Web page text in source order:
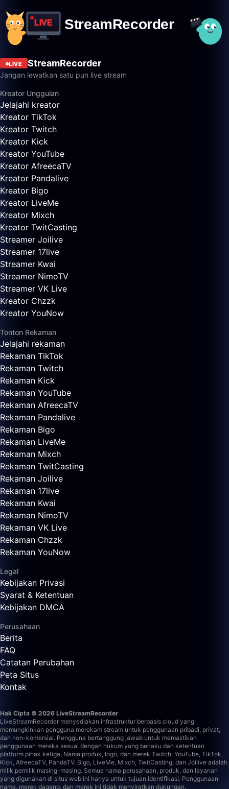
LIVE StreamRecorder
Jangan lewatkan satu pun live stream
Kreator Unggulan
Jelajahi kreator
Kreator TikTok
Kreator Twitch
Kreator Kick
Kreator YouTube
Kreator AfreecaTV
Kreator Pandalive
Kreator Bigo
Kreator LiveMe
Kreator Mixch
Kreator TwitCasting
Streamer Joilive
Streamer 17live
Streamer Kwai
Streamer NimoTV
Streamer VK Live
Kreator Chzzk
Kreator YouNow
Tonton Rekaman
Jelajahi rekaman
Rekaman TikTok
Rekaman Twitch
Rekaman Kick
Rekaman YouTube
Rekaman AfreecaTV
Rekaman Pandalive
Rekaman Bigo
Rekaman LiveMe
Rekaman Mixch
Rekaman TwitCasting
Rekaman Joilive
Rekaman 17live
Rekaman Kwai
Rekaman NimoTV
Rekaman VK Live
Rekaman Chzzk
Rekaman YouNow
Legal
Kebijakan Privasi
Syarat & Ketentuan
Kebijakan DMCA
Perusahaan
Berita
FAQ
Catatan Perubahan
Peta Situs
Kontak
Hak Cipta © 2026 LiveStreamRecorder
LiveStreamRecorder menyediakan infrastruktur berbasis cloud yang
memungkinkan pengguna merekam stream untuk penggunaan pribadi, privat,
dan non-komersial. Pengguna bertanggung jawab untuk memastikan
penggunaan mereka sesuai dengan hukum yang berlaku dan ketentuan
platform pihak ketiga. Nama produk, logo, dan merek Twitch, YouTube, TikTok,
Kick, AfreecaTV, PandaTV, Bigo, LiveMe, Mixch, TwitCasting, dan Joilive adalah
milik pemilik masing-masing. Semua nama perusahaan, produk, dan layanan
yang digunakan di situs web ini hanya untuk tujuan identifikasi. Penggunaan
nama, merek dagang, dan merek ini tidak menyiratkan dukungan.